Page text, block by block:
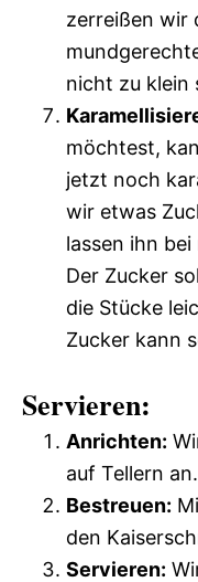
zerreißen wir
nicht zu klein
möchtest,
jetzt noch
wir etwas
lassen ihn
Der Zucker
die Stücke
Zucker kann
Servieren:
Anrichten:
auf Tellern an.
Bestreuen:
den
Servieren: